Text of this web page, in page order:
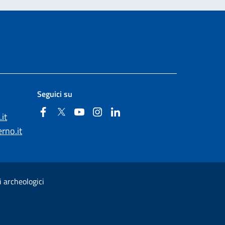
Seguici su
FacebookTwitterYouTubeInstagram
archeologici